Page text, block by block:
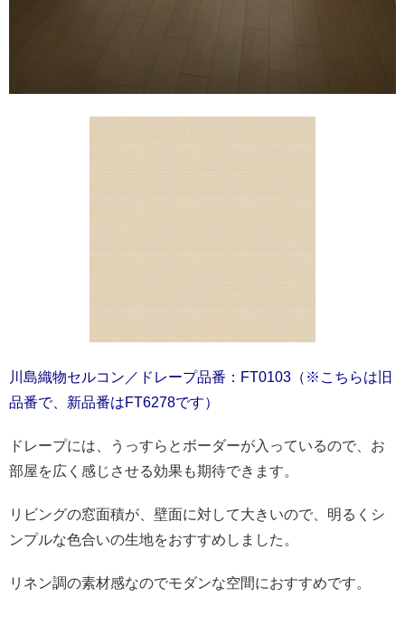
川島織物セルコン／ドレープ品番：FT0103（※こちらは旧
品番で、新品番はFT6278です）
ドレープには、うっすらとボーダーが入っているので、お
部屋を広く感じさせる効果も期待できます。
リビングの窓面積が、壁面に対して大きいので、明るくシ
ンプルな色合いの生地をおすすめしました。
リネン調の素材感なのでモダンな空間におすすめです。